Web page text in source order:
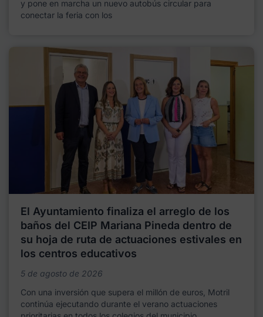
y pone en marcha un nuevo autobús circular para
conectar la feria con los
El Ayuntamiento finaliza el arreglo de los
baños del CEIP Mariana Pineda dentro de
su hoja de ruta de actuaciones estivales en
los centros educativos
5 de agosto de 2026
Con una inversión que supera el millón de euros, Motril
continúa ejecutando durante el verano actuaciones